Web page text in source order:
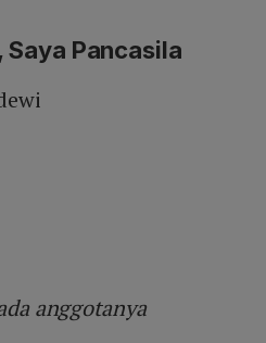
Saya Pancasila
anggotanya